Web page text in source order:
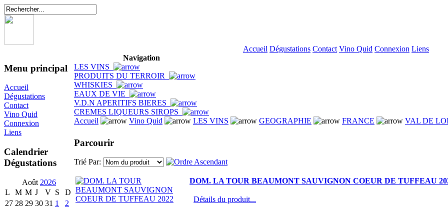
Accueil Dégustations Contact Vino Quid Connexion Liens
Menu principal
Accueil
Dégustations
Contact
Vino Quid
Connexion
Liens
Calendrier
Dégustations
Août 2026
L
M M J V S
D
27 28 29 30 31 1
2
Navigation
LES VINS
PRODUITS DU TERROIR
WHISKIES
EAUX DE VIE
V.D.N APERITIFS BIERES
CREMES LIQUEURS SIROPS
Accueil
Vino Quid LES VINS GEOGRAPHIE FRANCE VAL DE
Parcourir
Trié Par:
DOM. LA TOUR BEAUMONT SAUVIGNON COEUR DE TUFFEAU
Détails du produit...